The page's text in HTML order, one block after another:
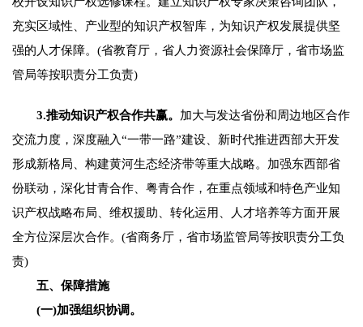
充实区域性、产业型的知识产权智库，为知识产权发展提供坚
强的人才保障。(省教育厅，省人力资源社会保障厅，省市场监
管局等按职责分工负责)
3.推动知识产权合作共赢。 加大与发达省份和周边地区合作
交流力度，深度融入“一带一路”建设、新时代推进西部大开发
形成新格局、构建黄河生态经济带等重大战略。加强东西部省
份联动，深化甘青合作、粤青合作，在重点领域和特色产业知
识产权战略布局、维权援助、转化运用、人才培养等方面开展
全方位深层次合作。(省商务厅，省市场监管局等按职责分工负
责)
五、保障措施
(一)加强组织协调。